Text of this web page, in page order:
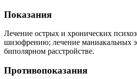
Показания
Лечение острых и хронических
шизофрению; лечение маниакальных
биполярном расстройстве.
Противопоказания